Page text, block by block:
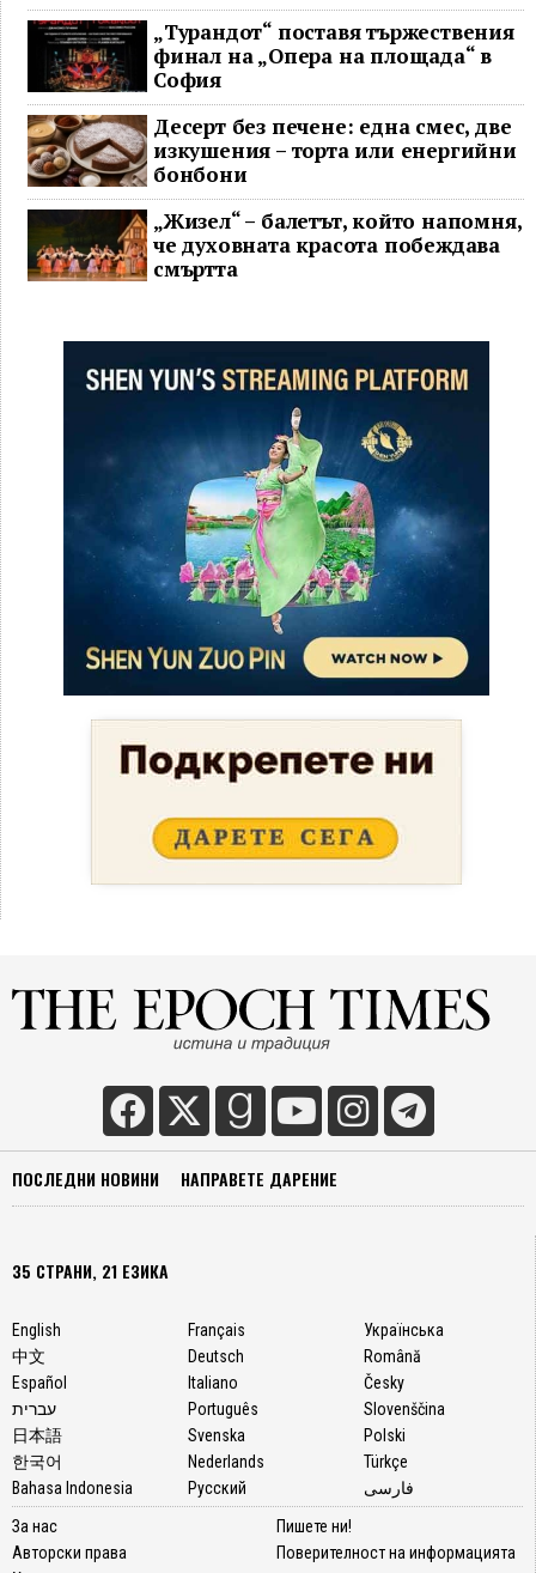
„Турандот“ поставя тържествения
финал на „Опера на площада“ в
София
Десерт без печене: една смес, две
изкушения – торта или енергийни
бонбони
„Жизел“ – балетът, който напомня,
че духовната красота побеждава
смъртта
ПОСЛЕДНИ НОВИНИ НАПРАВЕТЕ ДАРЕНИЕ
35 СТРАНИ, 21 ЕЗИКА
English
中文
Español
עברית
日本語
한국어
Bahasa Indonesia
Français
Deutsch
Italiano
Português
Svenska
Nederlands
Русский
Українська
Română
Česky
Slovenščina
Polski
Türkçe
فارسی
За нас
Авторски права
Пишете ни!
Поверителност на информацията